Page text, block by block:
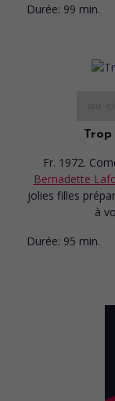
Durée: 99 min.
Trop
Fr. 1972.
Bernadette
jolies filles
à
Durée: 95 min.